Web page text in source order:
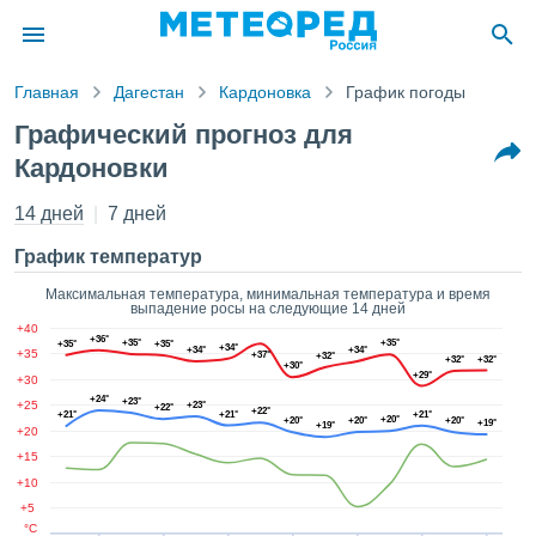
Вы можете
к этому
файлы
доступ
Главная Дагестан Кардоновка График погоды
Графический прогноз для
Кардоновки
14 дней 7 дней
График температур
Максимальная температура, минимальная температура и время
выпадение росы на следующие 14 дней
+5
+10
+15
+20
+25
+30
+35
+40
°C
+35° +36° +35° +35°
+34° +34°
+37°
+30°
+32°
+34°
+35°
+29°
+32° +32°
+21°
+24° +23°
+22°
+23°
+21°
+22°
+20°
+19° +20° +20° +21°
+20° +19°